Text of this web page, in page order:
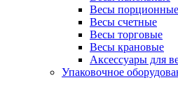
Весы порционные
Весы счетные
Весы торговые
Весы крановые
Аксессуары для
Упаковочное